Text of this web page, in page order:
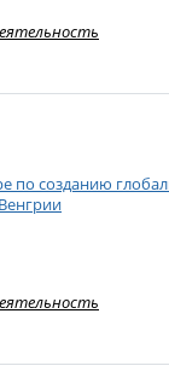
по созданию